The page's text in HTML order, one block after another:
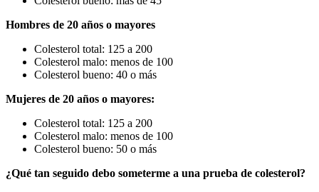
Hombres de 20 años o mayores
Colesterol total: 125 a 200
Colesterol malo: menos de 100
Colesterol bueno: 40 o más
Mujeres de 20 años o mayores:
Colesterol total: 125 a 200
Colesterol malo: menos de 100
Colesterol bueno: 50 o más
¿Qué tan seguido debo someterme a una prueba de colesterol?